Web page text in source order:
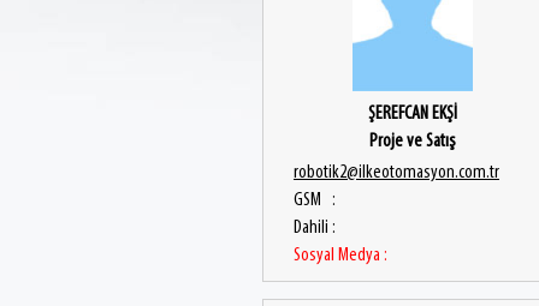
ŞEREFCAN EKŞİ
Proje ve Satış
robotik2@ilkeotomasyon.com.tr
GSM :
Dahili :
Sosyal Medya :